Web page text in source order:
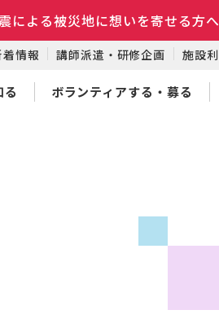
による被災地に想いを寄せる方へ
着情報 講師派遣・研修企画 施設
る ボランティアする・募る